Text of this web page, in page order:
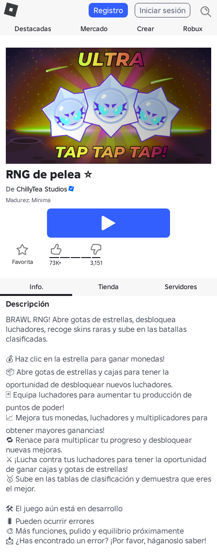
Destacadas Mercado Crear Robux
Registro Iniciar sesión
RNG de pelea ⭐
De ChillyTea Studios
Madurez: Mínima
Favorita 73K+ 3,151
Info. Tienda Servidores
Descripción
BRAWL RNG! Abre gotas de estrellas, desbloquea
luchadores, recoge skins raras y sube en las batallas
clasificadas.
💰 Haz clic en la estrella para ganar monedas!
📦 Abre gotas de estrellas y cajas para tener la
oportunidad de desbloquear nuevos luchadores.
🃏 Equipa luchadores para aumentar tu producción de
puntos de poder!
📈 Mejora tus monedas, luchadores y multiplicadores para
obtener mayores ganancias!
🔁 Renace para multiplicar tu progreso y desbloquear
nuevas mejoras.
⚔️ ¡Lucha contra tus luchadores para tener la oportunidad
de ganar cajas y gotas de estrellas!
🥇 Sube en las tablas de clasificación y demuestra que eres
el mejor.
🛠️ El juego aún está en desarrollo
🐛 Pueden ocurrir errores
🎨 Más funciones, pulido y equilibrio próximamente
📩 ¿Has encontrado un error? ¡Por favor, háganoslo saber!